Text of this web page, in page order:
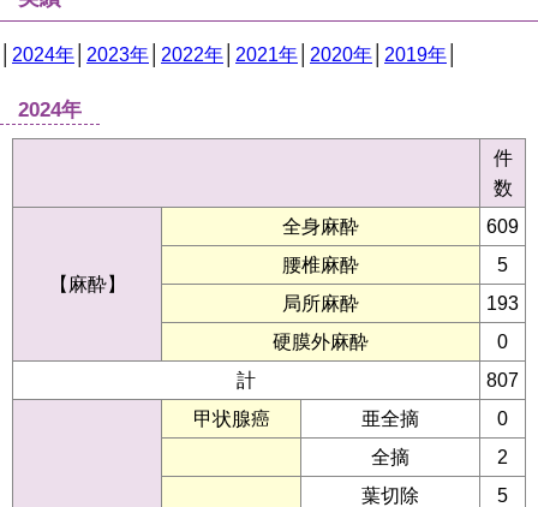
2024年 2023年 2022年 2021年 2020年 2019年
2024年
件
数
【麻酔】
全身麻酔
609
腰椎麻酔
5
局所麻酔
193
硬膜外麻酔
0
計
807
甲状腺癌 亜全摘
0
全摘
2
葉切除
5